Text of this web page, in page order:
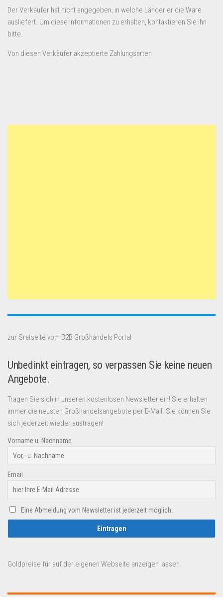
Der Verkäufer hat nicht angegeben, in welche Länder er die Ware
ausliefert. Um diese Informationen zu erhalten, kontaktieren Sie ihn
bitte.
Von diesen Verkäufer akzeptierte Zahlungsarten
zur Sratseite vom B2B Großhandels Portal
Unbedinkt eintragen, so verpassen Sie keine neuen
Angebote.
Tragen Sie sich in unseren kostenlosen Newsletter ein! Sie erhalten
immer die neusten Großhandelsangebote per E-Mail. Sie können Sie
sich jederzeit wieder austragen!
Vorname u. Nachname
Email
Eine Abmeldung vom Newsletter ist jederzeit möglich.
Goldpreise für auf der eigenen Webseite anzeigen lassen.